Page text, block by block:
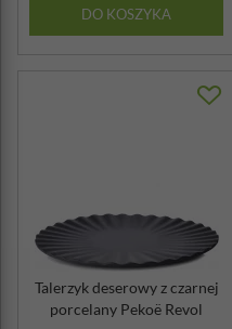
DO KOSZYKA
Talerzyk deserowy z czarnej
porcelany Pekoë Revol